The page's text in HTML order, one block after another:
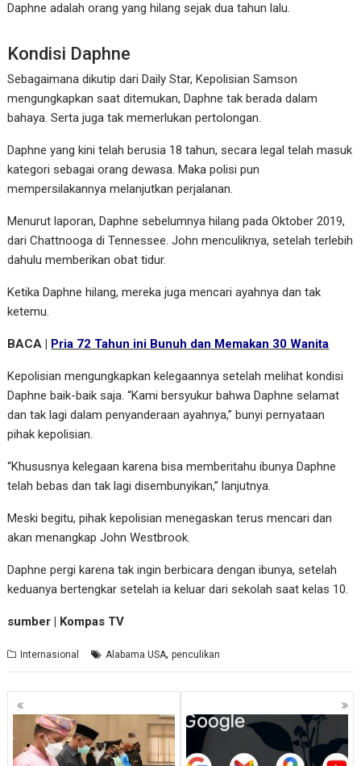
Daphne adalah orang yang hilang sejak dua tahun lalu.
Kondisi Daphne
Sebagaimana dikutip dari Daily Star, Kepolisian Samson
mengungkapkan saat ditemukan, Daphne tak berada dalam
bahaya. Serta juga tak memerlukan pertolongan.
Daphne yang kini telah berusia 18 tahun, secara legal telah masuk
kategori sebagai orang dewasa. Maka polisi pun
mempersilakannya melanjutkan perjalanan.
Menurut laporan, Daphne sebelumnya hilang pada Oktober 2019,
dari Chattnooga di Tennessee. John menculiknya, setelah terlebih
dahulu memberikan obat tidur.
Ketika Daphne hilang, mereka juga mencari ayahnya dan tak
ketemu.
BACA | Pria 72 Tahun ini Bunuh dan Memakan 30 Wanita
Kepolisian mengungkapkan kelegaannya setelah melihat kondisi
Daphne baik-baik saja. “Kami bersyukur bahwa Daphne selamat
dan tak lagi dalam penyanderaan ayahnya,” bunyi pernyataan
pihak kepolisian.
“Khususnya kelegaan karena bisa memberitahu ibunya Daphne
telah bebas dan tak lagi disembunyikan,” lanjutnya.
Meski begitu, pihak kepolisian menegaskan terus mencari dan
akan menangkap John Westbrook.
Daphne pergi karena tak ingin berbicara dengan ibunya, setelah
keduanya bertengkar setelah ia keluar dari sekolah saat kelas 10.
sumber | Kompas TV
Internasional Alabama USA,penculikan
Navigasi
pos